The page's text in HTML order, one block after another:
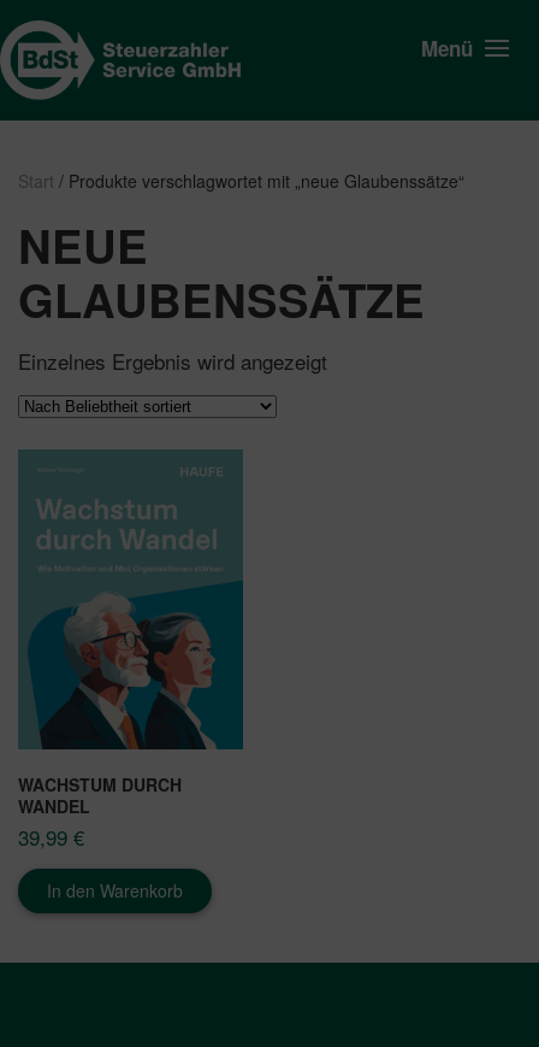
Menü
Start / Produkte verschlagwortet mit „neue Glaubenssätze“
NEUE
GLAUBENSSÄTZE
Einzelnes Ergebnis wird angezeigt
WACHSTUM DURCH
WANDEL
39,99 €
In den Warenkorb